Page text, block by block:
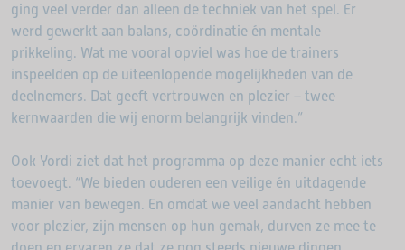
ging veel verder dan alleen de techniek van het spel. Er
werd gewerkt aan balans, coördinatie én mentale
prikkeling. Wat me vooral opviel was hoe de trainers
inspeelden op de uiteenlopende mogelijkheden van de
deelnemers. Dat geeft vertrouwen en plezier – twee
kernwaarden die wij enorm belangrijk vinden.”
Ook Yordi ziet dat het programma op deze manier echt iets
toevoegt. “We bieden ouderen een veilige én uitdagende
manier van bewegen. En omdat we veel aandacht hebben
voor plezier, zijn mensen op hun gemak, durven ze mee te